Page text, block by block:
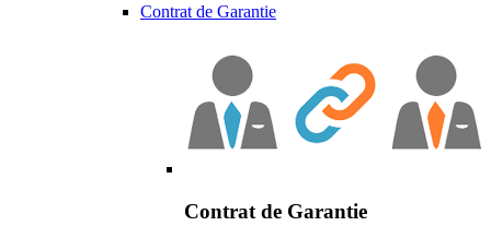
Contrat de Garantie
Contrat de Garantie